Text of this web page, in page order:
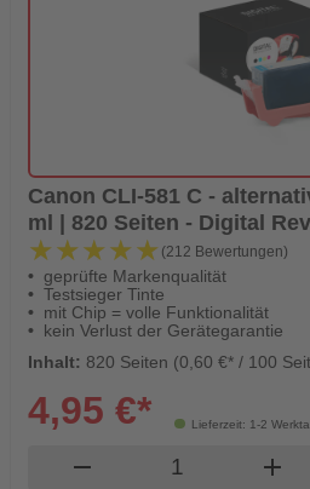
Canon CLI-581 C -
ml | 820 Seiten - Digital
★★★★★
★★★★★ (212 Bewertungen)
geprüfte Markenqualität
Testsieger Tinte
mit Chip = volle Funktionalität
kein Verlust der Gerätegarantie
Inhalt: 820 Seiten (0,60 €* / 100
Lieferzeit: 1-2
4,95 €*
remove Produkt add